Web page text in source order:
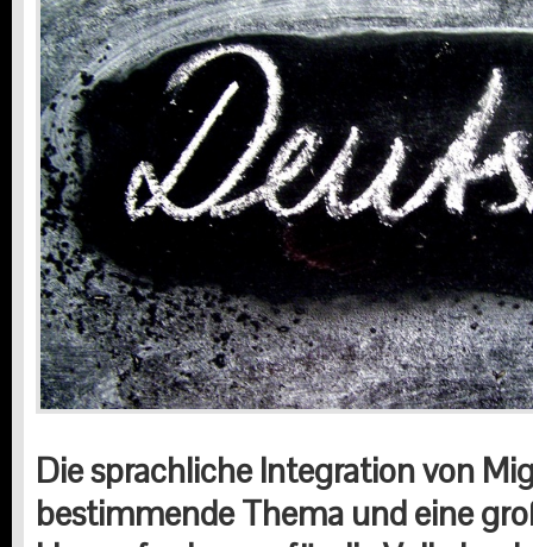
Die sprachliche Integration von
bestimmende Thema und eine